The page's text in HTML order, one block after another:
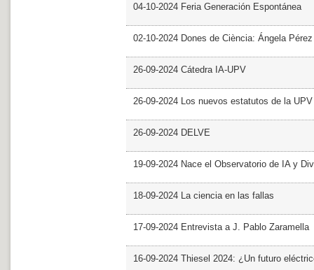
04-10-2024 Feria Generación Espontánea
02-10-2024 Dones de Ciència: Ángela Pérez
26-09-2024 Cátedra IA-UPV
26-09-2024 Los nuevos estatutos de la
26-09-2024 DELVE
19-09-2024 Nace el Observatorio de IA y
18-09-2024 La ciencia en las fallas
17-09-2024 Entrevista a J. Pablo Zaramella
16-09-2024 Thiesel 2024: ¿Un futuro